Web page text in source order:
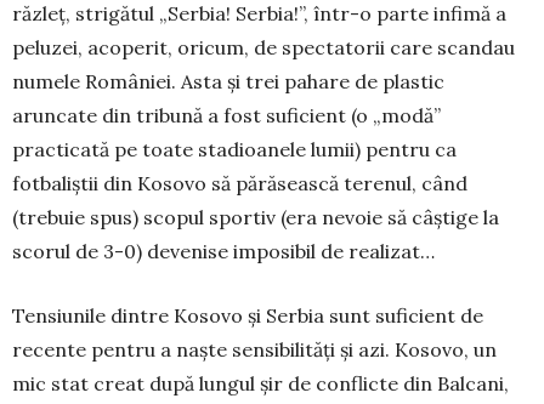
răzleț, strigătul „Serbia! Serbia!”, într-o parte infimă a
peluzei, acoperit, oricum, de spectatorii care scandau
numele României. Asta și trei pahare de plastic
aruncate din tribună a fost suficient (o „modă”
practicată pe toate stadioanele lumii) pentru ca
fotbaliștii din Kosovo să părăsească terenul, când
(trebuie spus) scopul sportiv (era nevoie să câștige la
scorul de 3-0) devenise imposibil de realizat…
Tensiunile dintre Kosovo și Serbia sunt suficient de
recente pentru a naște sensibilități și azi. Kosovo, un
mic stat creat după lungul șir de conflicte din Balcani,